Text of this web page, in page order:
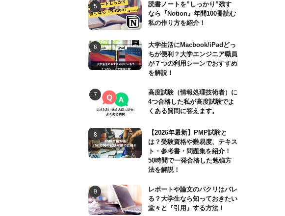
読書ノートを”しっかり”残す
なら『Notion』年間100冊読む
私の作り方を紹介！
大学生活にMacbook/iPadどっ
ちが便利？大学エンジニア職員
が７つの利用シーンでおすすめ
を解説！
高度試験（情報処理技術者）に
4つ合格した私が高度試験でよ
くある質問に答えます。
【2026年最新】PMP試験と
は？受験資格や難易度、テキス
ト・参考書・問題集を紹介！
50時間で一発合格した勉強方
法を解説！
レポートや論文のパクリはバレ
る？大学生なら知っておきたい
堂々と『引用』する方法！